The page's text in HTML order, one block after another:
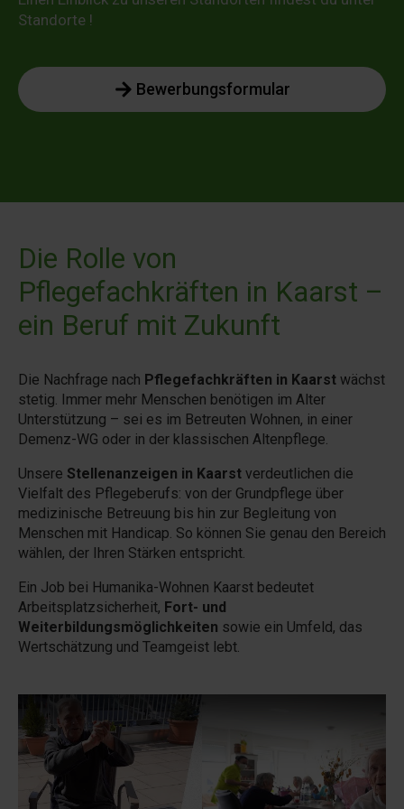
Standorte !
Bewerbungsformular
Die Rolle von
Pflegefachkräften in Kaarst –
ein Beruf mit Zukunft
Die Nachfrage nach Pflegefachkräften in Kaarst wächst
stetig. Immer mehr Menschen benötigen im Alter
Unterstützung – sei es im Betreuten Wohnen, in einer
Demenz-WG oder in der klassischen Altenpflege.
Unsere Stellenanzeigen in Kaarst verdeutlichen die
Vielfalt des Pflegeberufs: von der Grundpflege über
medizinische Betreuung bis hin zur Begleitung von
Menschen mit Handicap. So können Sie genau den Bereich
wählen, der Ihren Stärken entspricht.
Ein Job bei Humanika-Wohnen Kaarst bedeutet
Arbeitsplatzsicherheit, Fort- und
Weiterbildungsmöglichkeiten sowie ein Umfeld, das
Wertschätzung und Teamgeist lebt.